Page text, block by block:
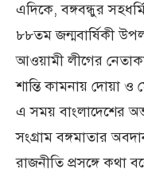
এদিকে, বঙ্গবন্ধুর
৮৮তম জন্মবার্ষিকী
আওয়ামী লীগের
শান্তি কামনায় দোয়া
এ সময় বাংলাদেশের
সংগ্রাম বঙ্গমাতার
রাজনীতি প্রসঙ্গে কথা